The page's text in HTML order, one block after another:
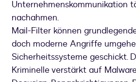
Unternehmenskommunikation
nachahmen.
Mail-Filter können
doch moderne Angriffe
Sicherheitssysteme geschickt.
Kriminelle verstärkt auf